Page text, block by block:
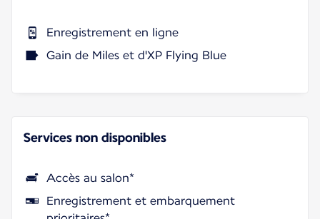
Enregistrement en ligne
Gain de Miles et d'XP Flying Blue
Services non disponibles
Accès au salon*
Enregistrement et embarquement